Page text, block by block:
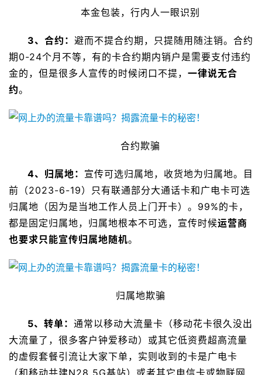
本金包装，行内人一眼识别
3、合约： 避而不提合约期，只提随用随注销。合约
期0-24个月不等，有的卡合约期内销户是需要支付违约
金的，但是很多人宣传的时候闭口不提， 一律说无合
约。
合约欺骗
4、归属地： 宣传可选归属地，收货地为归属地。目
前（2023-6-19）只有联通部分大通话卡和广电卡可选
归属地（因为是当地工作人员上门开卡）。99%的卡，
都是固定归属地，归属地根本不可选，宣传时候运营商
也要求只能宣传归属地随机。
归属地欺骗
5、转单： 通常以移动大流量卡（移动花卡很久没出
大流量了，很多客户钟爱移动）或其它低资费超高流量
的虚假套餐引流让大家下单，实则收到的卡是广电卡